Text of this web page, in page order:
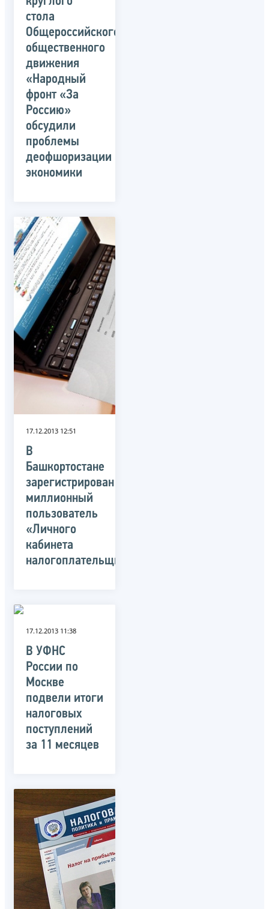
стола
Общероссийского
общественного
движения
«Народный
фронт «За
Россию»
обсудили
проблемы
деофшоризации
экономики
17.12.2013 12:51
В
Башкортостане
зарегистрирован
миллионный
пользователь
«Личного
кабинета
налогоплательщика»
17.12.2013 11:38
В УФНС
России по
Москве
подвели итоги
налоговых
поступлений
за 11 месяцев